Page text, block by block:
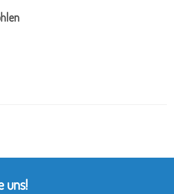
uns!